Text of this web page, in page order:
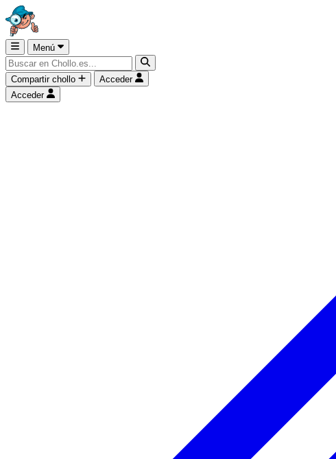
Menú
Compartir chollo
Acceder
Acceder